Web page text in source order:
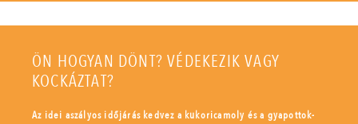
ÖN HOGYAN DÖNT? VÉDEKEZIK VAGY
KOCKÁZTAT?
Az idei aszályos időjárás kedvez a kukoricamoly és a gyapottok-